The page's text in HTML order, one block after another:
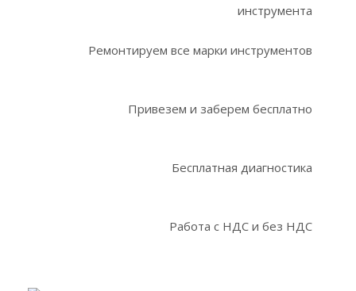
инструмента
Ремонтируем все марки инструментов
Привезем и заберем бесплатно
Бесплатная диагностика
Работа с НДС и без НДС